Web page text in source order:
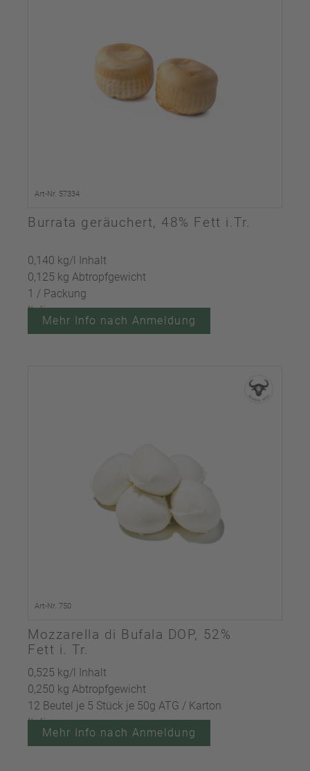
Art-Nr. 57334
Burrata geräuchert, 48% Fett i.Tr.
0,140 kg/l Inhalt
0,125 kg Abtropfgewicht
1 / Packung
Italien
Mehr Info nach Anmeldung
Art-Nr. 750
Mozzarella di Bufala DOP, 52%
Fett i. Tr.
0,525 kg/l Inhalt
0,250 kg Abtropfgewicht
12 Beutel je 5 Stück je 50g ATG / Karton
Italien
Mehr Info nach Anmeldung